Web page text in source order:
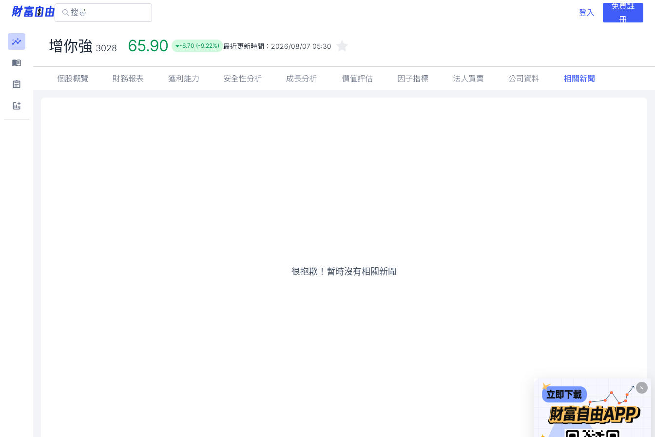
登入
免費註
冊
增你強 3028 65.90 -6.70 (-9.22%) 最近更新時間： 2026/08/07 05:30
個股概覽 財務報表 獲利能力 安全性分析 成長分析 價值評估 因子指標 法人買賣 公司資料 相關新聞
很抱歉！暫時沒有相關新聞